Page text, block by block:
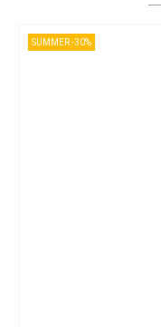
SUMMER -30%